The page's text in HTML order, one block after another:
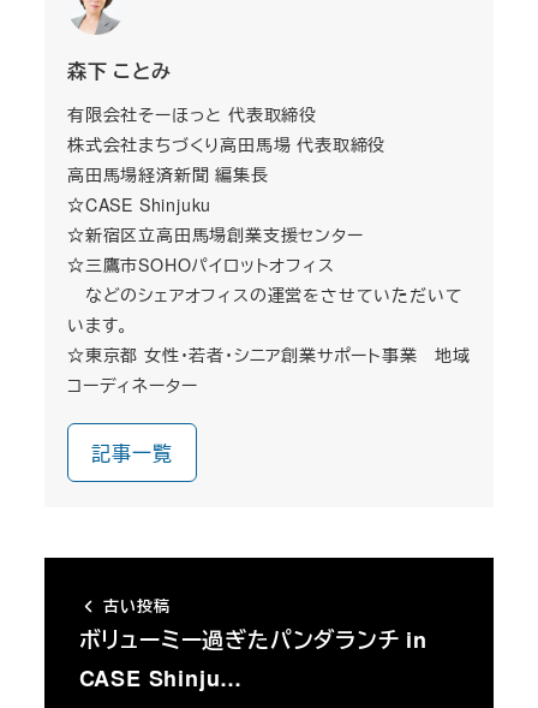
森下 ことみ
有限会社そーほっと 代表取締役
株式会社まちづくり高田馬場 代表取締役
高田馬場経済新聞 編集長
☆CASE Shinjuku
☆新宿区立高田馬場創業支援センター
☆三鷹市SOHOパイロットオフィス
などのシェアオフィスの運営をさせていただいて
います。
☆東京都 女性・若者・シニア創業サポート事業 地域
コーディネーター
記事一覧
古い投稿
ボリューミー過ぎたパンダランチ in
CASE Shinju…